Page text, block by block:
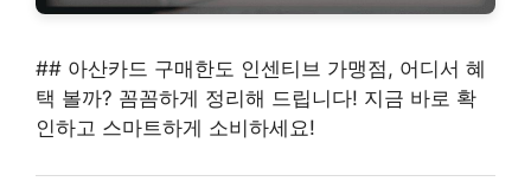
## 아산카드 구매한도 인센티브 가맹점, 어디서 혜
택 볼까? 꼼꼼하게 정리해 드립니다! 지금 바로 확
인하고 스마트하게 소비하세요!